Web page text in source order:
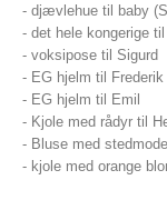
- djævlehue til baby
- det hele kongerige
- voksipose til Sigurd
- EG hjelm til Frederik
- EG hjelm til Emil
- Kjole med rådyr til
- Bluse med
- kjole med orange